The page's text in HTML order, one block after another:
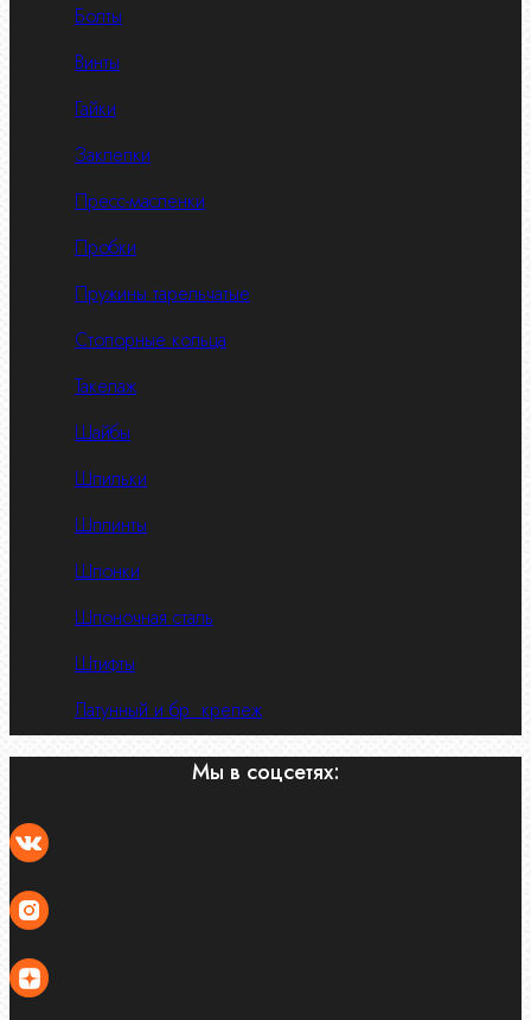
Болты
Винты
Гайки
Заклепки
Пресс-масленки
Пробки
Пружины тарельчатые
Стопорные кольца
Такелаж
Шайбы
Шпильки
Шплинты
Шпонки
Шпоночная сталь
Штифты
Латунный и бр. крепеж
Мы в соцсетях: